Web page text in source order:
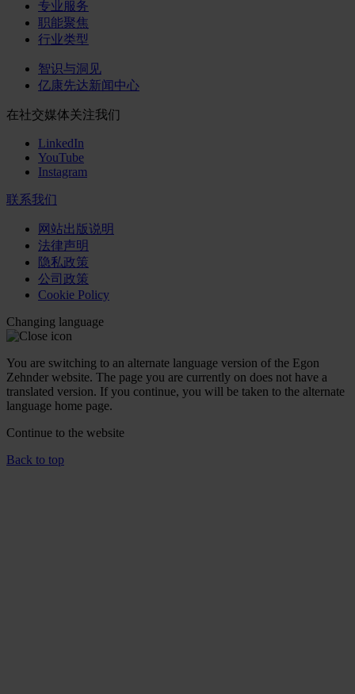
专业服务
职能聚焦
行业类型
智识与洞见
亿康先达新闻中心
在社交媒体关注我们
LinkedIn
YouTube
Instagram
联系我们
网站出版说明
法律声明
隐私政策
公司政策
Cookie Policy
Changing language
You are switching to an alternate language version of the Egon
Zehnder website. The page you are currently on does not have a
translated version. If you continue, you will be taken to the alternate
language home page.
Continue to the website
Back to top